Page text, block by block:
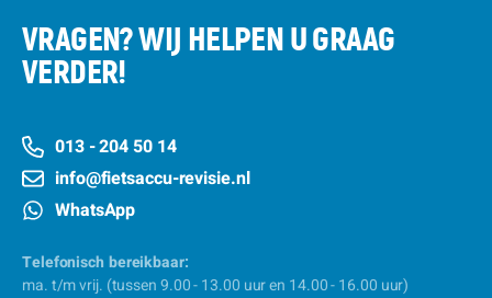
VRAGEN? WIJ HELPEN U GRAAG
VERDER!
013 - 204 50 14
info@fietsaccu-revisie.nl
WhatsApp
Telefonisch bereikbaar:
ma. t/m vrij. (tussen 9.00 - 13.00 uur en 14.00 - 16.00 uur)